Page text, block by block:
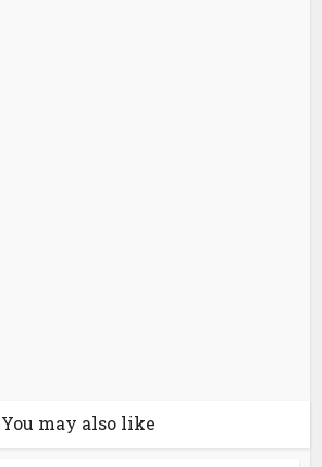
You may also like